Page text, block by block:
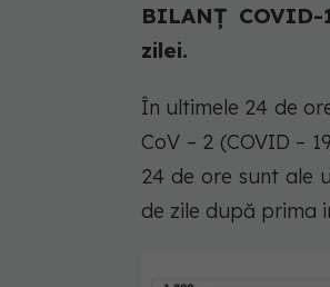
BILANȚ
zilei.
În ultimele 24 de
CoV – 2 (COVID –
24 de ore sunt ale
de zile după prima